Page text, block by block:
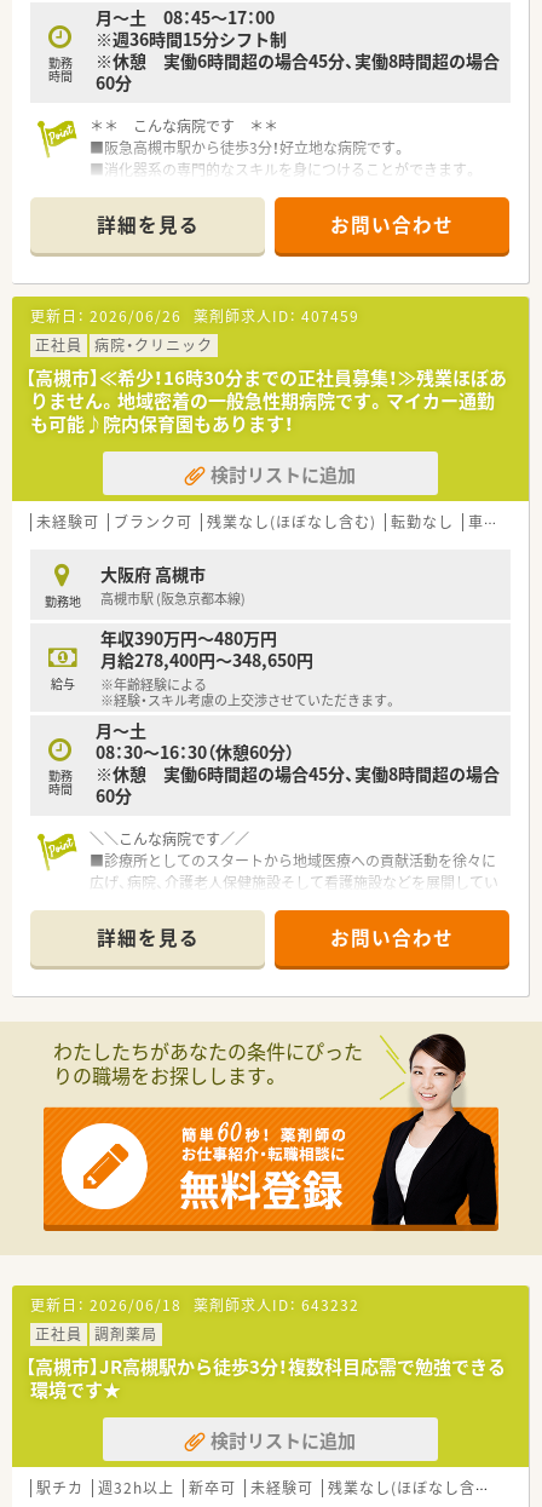
勤務
時間
月～土 08：45～17：00
※週36時間15分シフト制
※休憩 実働6時間超の場合45分、実働8時間超の場合
60分
＊＊ こんな病院です ＊＊
■阪急高槻市駅から徒歩3分！好立地な病院です。
■消化器系の専門的なスキルを身につけることができます。
です。
＊＊ 働く環境 ＊＊
■33床の一般病院。外来はほぼ100％院外処方。薬剤師は4名在
籍の体制ですので、業務に余裕を持った対応が可能です。
■月～土 8:45～17:00（休憩60分）の週36時間15分の勤務時間！
終業時間も、総労働時間も魅力的です。
■残業はほぼ無しの環境！
■薬剤師メンバーの仲が良いのも自慢です。
＊＊ こんな方におススメ ＊＊
■未経験から病院へチャレンジをされたい方！
■落ち着いた環境でご勤務を希望される方！
■勤務後の時間を大切にされたい方！
詳細を見る お問い合わせ
更新日： 2026/06/26 薬剤師求人ID： 407459
正社員
病院・クリニック
【高槻市】≪希少！16時30分までの正社員募集！≫残業ほぼあ
りません。地域密着の一般急性期病院です。マイカー通勤
も可能♪院内保育園もあります！
検討リストに追加
未経験可 ブランク可 残業なし(ほぼなし含む) 転勤なし 車通勤可
勤務地
大阪府 高槻市
高槻市駅 (阪急京都本線)
給与
年収390万円～480万円
月給278,400円～348,650円
※年齢経験による
※経験・スキル考慮の上交渉させていただきます。
勤務
時間
月～土
08：30～16：30（休憩60分）
※休憩 実働6時間超の場合45分、実働8時間超の場合
60分
＼＼こんな病院です／／
■診療所としてのスタートから地域医療への貢献活動を徐々に
広げ、病院、介護老人保健施設そして看護施設などを展開してい
■病床数は110床ほど、うち80％ほどが稼働しています。処方箋
は100％院外処方に出しており、当直などもございません。
■診療科目は内科,呼吸器科, 糖尿病内科, 外科, 整形外科, 脳外科
です。
＼＼おすすめポイント／／
■月～土8:30～16:30の4週6休の働き方になります。ご都合上、
遅い時間まで働けない。17時には終業していたい。という方必
見です。
■夏季休暇も5日、年末年始は5日のお休みで、ワークライフバラ
ンス◎
■処方箋は院外に出しておりますので、入院患者様の調剤、監
査、病棟業務が主な業務内容になります。
■院内保育も完備しておりますので、小さなお子さんがいらっし
≪業務内容≫
■入院患者様の調剤業務（外来は院外処方）
■服薬指導業務（病棟）
■医薬品管理、医薬品情報管理
■各委員会の出席等
詳細を見る お問い合わせ
わたしたちがあなたの条件にぴった
りの職場をお探しします。
更新日： 2026/06/18 薬剤師求人ID： 643232
正社員
調剤薬局
【高槻市】JR高槻駅から徒歩3分！複数科目応需で勉強できる
環境です★
検討リストに追加
駅チカ 週32h以上 新卒可 未経験可 残業なし(ほぼなし含む)